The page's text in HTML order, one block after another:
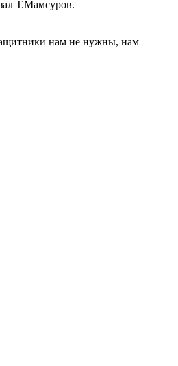
Т.Мамсуров.
нам не нужны, нам